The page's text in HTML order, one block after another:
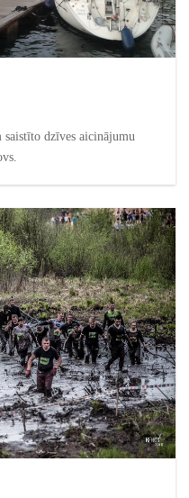
saistīto dzīves aicinājumu